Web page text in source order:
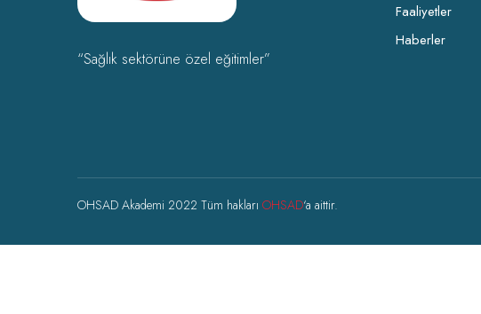
“Sağlık sektörüne özel eğitimler”
Faaliyetler
Haberler
OHSAD Akademi 2022 Tüm hakları OHSAD‘a aittir.